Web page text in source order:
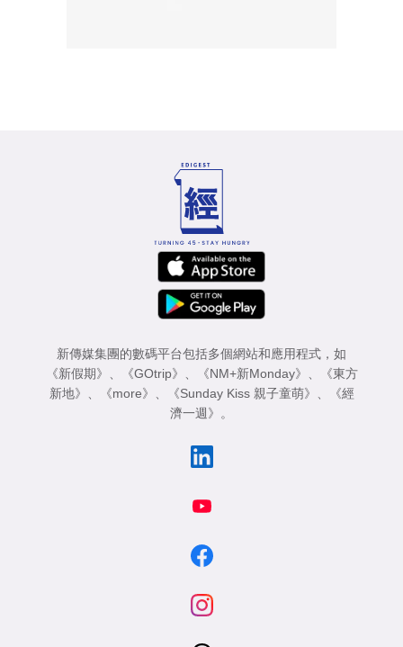
新傳媒集團的數碼平台包括多個網站和應用程式，如
《新假期》
《GOtrip》 《NM+新Monday》
《東方
新地》
《more》 《Sunday Kiss 親子童萌》
《經
濟一週》
。